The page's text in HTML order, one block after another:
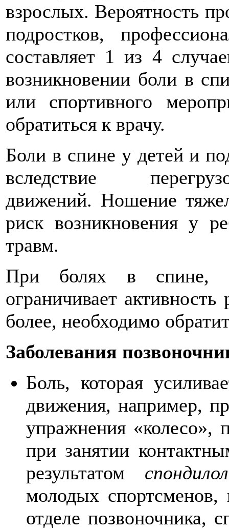
взрослых. Вероятность
подростков,
составляет 1 из 4
возникновении боли в
или спортивного
обратиться к врачу.
Боли в спине у детей и
вследствие
движений. Ношение
риск возникновения у
травм.
При болях в спине,
ограничивает
более, необходимо
Заболевания
Боль, которая
движения, например,
упражнения «колесо»,
при занятии
результатом
молодых
отделе позвоночника,